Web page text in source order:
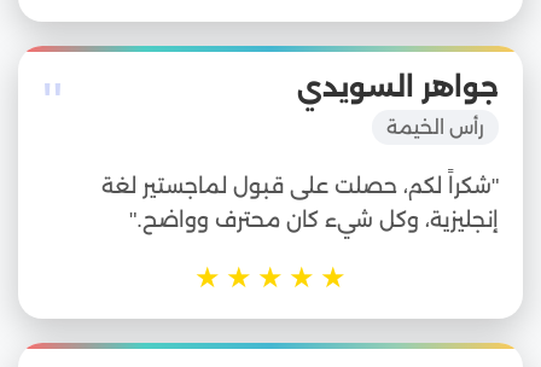
" جواهر السويدي
رأس الخيمة
"شكراً لكم، حصلت على قبول لماجستير لغة
إنجليزية، وكل شيء كان محترف وواضح."
★
★
★
★
★